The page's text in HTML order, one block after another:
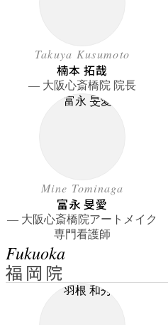
Takuya Kusumoto
楠本 拓哉
― 大阪心斎橋院 院長
Mine Tominaga
富永 旻愛
― 大阪心斎橋院アートメイク
専門看護師
Fukuoka
福岡院